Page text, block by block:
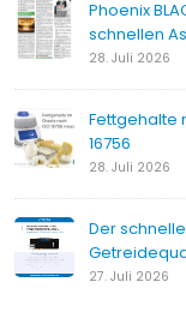
Phoenix
schnellen
28. Juli 2026
Fettgehalte
16756
28. Juli 2026
Der
27. Juli 2026